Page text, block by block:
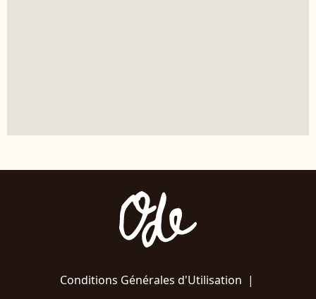
Conditions Générales d'Utilisation |